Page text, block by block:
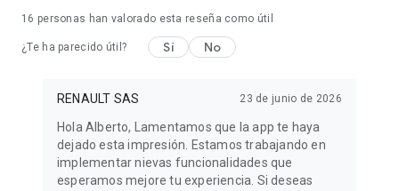
16 personas han valorado esta reseña como útil
¿Te ha parecido útil? Sí No
RENAULT SAS 23 de junio de 2026
Hola Alberto, Lamentamos que la app te haya
dejado esta impresión. Estamos trabajando en
implementar nievas funcionalidades que
esperamos mejore tu experiencia. Si deseas